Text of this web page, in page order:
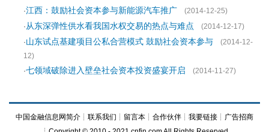
·江西：鼓励社会资本参与新能源汽车推广
(2014-12-25)
· 从东深弹性供水看我国水权交易的热点与难点
(2014-12-17)
·山东试点基建项目公私合营模式 鼓励社会资本参与
(2014-12-
12)
·七领域破除进入壁垒社会资本投资盛宴开启 (2014-11-27)
中国金融信息网简介 ┊ 联系我们 ┊ 留言本 ┊ 合作伙伴 ┊ 我要链接 ┊ 广告招商